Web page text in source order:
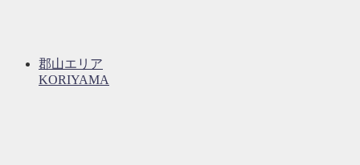
郡山エリア
KORIYAMA